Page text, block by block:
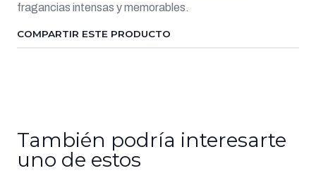
fragancias intensas y memorables.
COMPARTIR ESTE PRODUCTO
También podría interesarte
uno de estos